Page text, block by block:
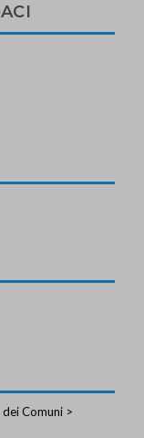
Comuni >